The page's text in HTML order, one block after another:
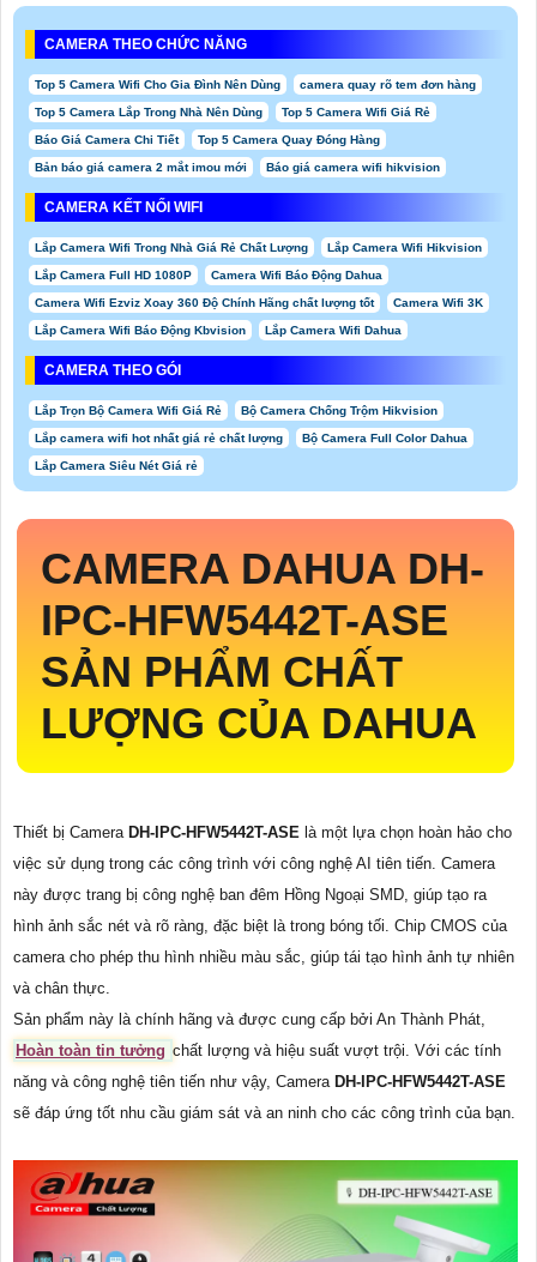
CAMERA THEO CHỨC NĂNG
Top 5 Camera Wifi Cho Gia Đình Nên Dùng camera quay rõ tem đơn hàng
Top 5 Camera Lắp Trong Nhà Nên Dùng Top 5 Camera Wifi Giá Rẻ
Báo Giá Camera Chi Tiết Top 5 Camera Quay Đóng Hàng
Bản báo giá camera 2 mắt imou mới Báo giá camera wifi hikvision
CAMERA KẾT NỐI WIFI
Lắp Camera Wifi Trong Nhà Giá Rẻ Chất Lượng Lắp Camera Wifi Hikvision
Lắp Camera Full HD 1080P Camera Wifi Báo Động Dahua
Camera Wifi Ezviz Xoay 360 Độ Chính Hãng chất lượng tốt Camera Wifi 3K
Lắp Camera Wifi Báo Động Kbvision Lắp Camera Wifi Dahua
CAMERA THEO GÓI
Lắp Trọn Bộ Camera Wifi Giá Rẻ Bộ Camera Chống Trộm Hikvision
Lắp camera wifi hot nhất giá rẻ chất lượng Bộ Camera Full Color Dahua
Lắp Camera Siêu Nét Giá rẻ
CAMERA DAHUA DH-
IPC-HFW5442T-ASE
SẢN PHẨM CHẤT
LƯỢNG CỦA DAHUA
Thiết bị Camera DH-IPC-HFW5442T-ASE là một lựa chọn hoàn hảo cho
việc sử dụng trong các công trình với công nghệ AI tiên tiến. Camera
này được trang bị công nghệ ban đêm Hồng Ngoại SMD, giúp tạo ra
hình ảnh sắc nét và rõ ràng, đặc biệt là trong bóng tối. Chip CMOS của
camera cho phép thu hình nhiều màu sắc, giúp tái tạo hình ảnh tự nhiên
và chân thực.
Sản phẩm này là chính hãng và được cung cấp bởi An Thành Phát,
Hoàn toàn tin tưởng chất lượng và hiệu suất vượt trội. Với các tính
năng và công nghệ tiên tiến như vậy, Camera DH-IPC-HFW5442T-ASE
sẽ đáp ứng tốt nhu cầu giám sát và an ninh cho các công trình của bạn.